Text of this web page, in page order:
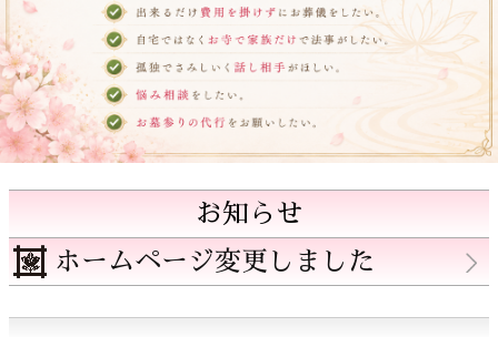
お知らせ
ホームページ変更しました